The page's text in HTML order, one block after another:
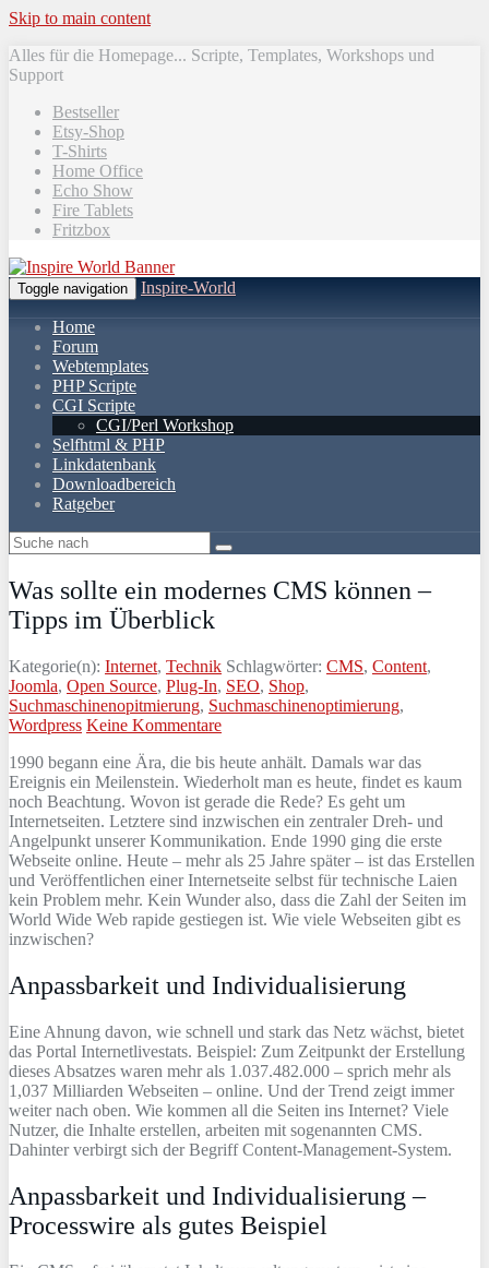
Skip to main content
Alles für die Homepage... Scripte, Templates, Workshops und
Support
Bestseller
Etsy-Shop
T-Shirts
Home Office
Echo Show
Fire Tablets
Fritzbox
Toggle navigation Inspire-World
Home
Forum
Webtemplates
PHP Scripte
CGI Scripte
CGI/Perl Workshop
Selfhtml & PHP
Linkdatenbank
Downloadbereich
Ratgeber
Was sollte ein modernes CMS können –
Tipps im Überblick
Kategorie(n): Internet, Technik Schlagwörter: CMS, Content,
Joomla, Open Source, Plug-In, SEO, Shop,
Suchmaschinenopitmierung, Suchmaschinenoptimierung,
Wordpress Keine Kommentare
1990 begann eine Ära, die bis heute anhält. Damals war das
Ereignis ein Meilenstein. Wiederholt man es heute, findet es kaum
noch Beachtung. Wovon ist gerade die Rede? Es geht um
Internetseiten. Letztere sind inzwischen ein zentraler Dreh- und
Angelpunkt unserer Kommunikation. Ende 1990 ging die erste
Webseite online. Heute – mehr als 25 Jahre später – ist das Erstellen
und Veröffentlichen einer Internetseite selbst für technische Laien
kein Problem mehr. Kein Wunder also, dass die Zahl der Seiten im
World Wide Web rapide gestiegen ist. Wie viele Webseiten gibt es
inzwischen?
Anpassbarkeit und Individualisierung
Eine Ahnung davon, wie schnell und stark das Netz wächst, bietet
das Portal Internetlivestats. Beispiel: Zum Zeitpunkt der Erstellung
dieses Absatzes waren mehr als 1.037.482.000 – sprich mehr als
1,037 Milliarden Webseiten – online. Und der Trend zeigt immer
weiter nach oben. Wie kommen all die Seiten ins Internet? Viele
Nutzer, die Inhalte erstellen, arbeiten mit sogenannten CMS.
Dahinter verbirgt sich der Begriff Content-Management-System.
Anpassbarkeit und Individualisierung –
Processwire als gutes Beispiel